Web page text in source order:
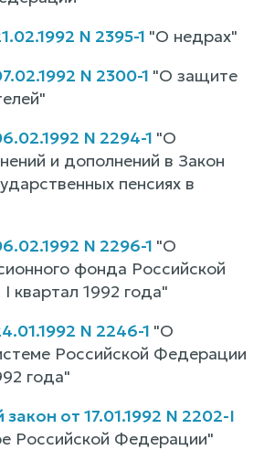
N 2395-1 "О недрах"
N 2300-1 "О защите
N 2294-1 "О
и дополнений в Закон
пенсиях в
N 2296-1 "О
фонда Российской
квартал 1992 года"
N 2246-1 "О
Российской Федерации
года"
от 17.01.1992 N 2202-I
Российской Федерации"